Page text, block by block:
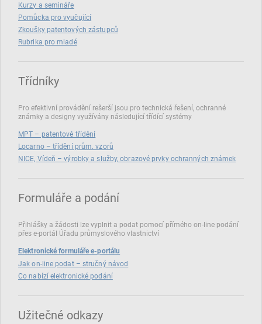
Kurzy a semináře
Pomůcka pro vyučující
Zkoušky patentových zástupců
Rubrika pro mladé
Třídníky
Pro efektivní provádění rešerší jsou pro technická řešení, ochranné
známky a designy využívány následující třídící systémy
MPT – patentové třídění
Locarno – třídění prům. vzorů
NICE, Vídeň – výrobky a služby, obrazové prvky ochranných známek
Formuláře a podání
Přihlášky a žádosti lze vyplnit a podat pomocí přímého on‑line podání
přes e‑portál Úřadu průmyslového vlastnictví
Elektronické formuláře e-portálu
Jak on-line podat – stručný návod
Co nabízí elektronické podání
Užitečné odkazy